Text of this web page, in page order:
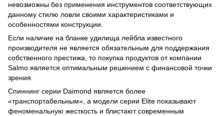
невозможны без применения инструментов соответствующих
данному стилю ловли своими характеристиками и
особенностями конструкции.
Если наличие на бланке удилища лейбла известного
производителя не является обязательным для поддержания
собственного престижа, то покупка продуктов от компании
Salmo является оптимальным решением с финансовой точки
зрения.
Спиннинг серии Daimond является более
«транспортабельным», а модели серии Elite показывают
феноменальную жесткость и блистают современным